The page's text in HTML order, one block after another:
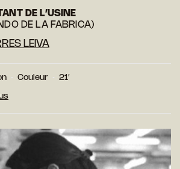
DE L’USINE
DE LA FABRICA)
LEIVA
Couleur 21′